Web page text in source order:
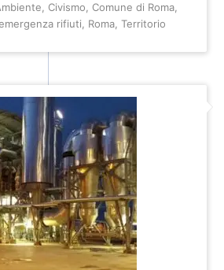
,Civismo ,Comune di Roma
rifiuti Roma ,Territorio